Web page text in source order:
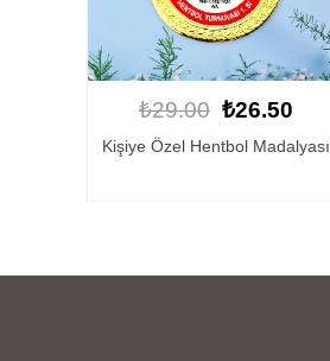
₺29.00 ₺26.50
Kişiye Özel Hentbol Madalyası